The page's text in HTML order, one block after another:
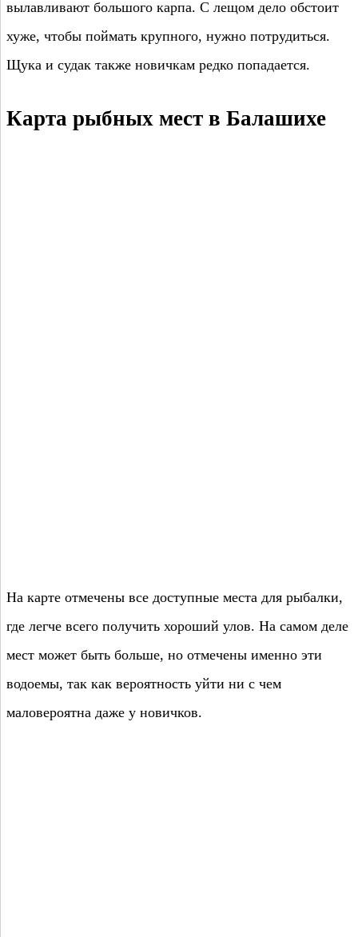
вылавливают большого карпа. С лещом дело обстоит
хуже, чтобы поймать крупного, нужно потрудиться.
Щука и судак также новичкам редко попадается.
Карта рыбных мест в Балашихе
На карте отмечены все доступные места для рыбалки,
где легче всего получить хороший улов. На самом деле
мест может быть больше, но отмечены именно эти
водоемы, так как вероятность уйти ни с чем
маловероятна даже у новичков.